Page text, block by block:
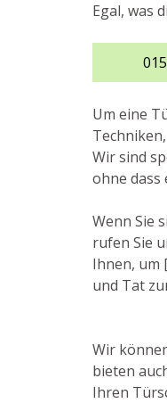
Egal, was
Um eine
Wir sind
ohne dass
Wenn Sie
rufen Sie
Ihnen, um
und Tat
Wir
bieten
Ihren